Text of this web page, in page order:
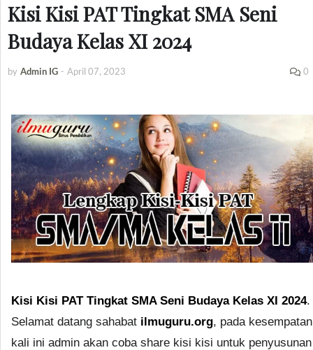
Kisi Kisi PAT Tingkat SMA Seni
Budaya Kelas XI 2024
by Admin IG - April 07, 2023 0
Kisi Kisi PAT Tingkat SMA Seni Budaya Kelas XI 2024.
Selamat datang sahabat ilmuguru.org, pada kesempatan
kali ini admin akan coba share kisi kisi untuk penyusunan